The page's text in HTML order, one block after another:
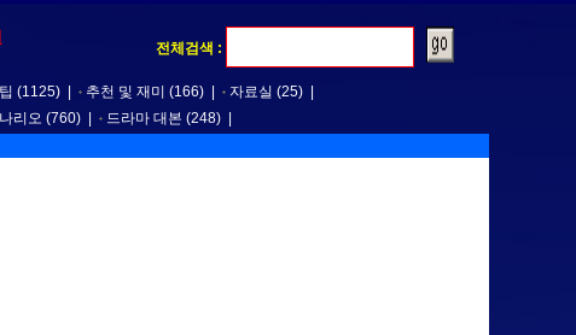
전체검색 :
(1125) 추천 및 재미 (166) 자료실 (25)
리오 (760) 드라마 대본 (248)